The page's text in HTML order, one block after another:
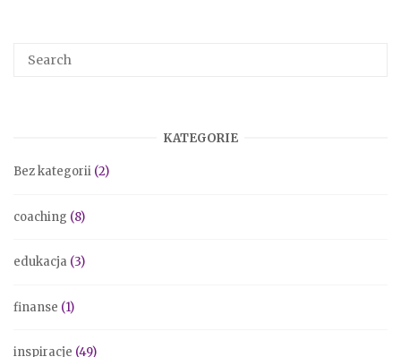
KATEGORIE
Bez kategorii (2)
coaching (8)
edukacja (3)
finanse (1)
inspiracje (49)